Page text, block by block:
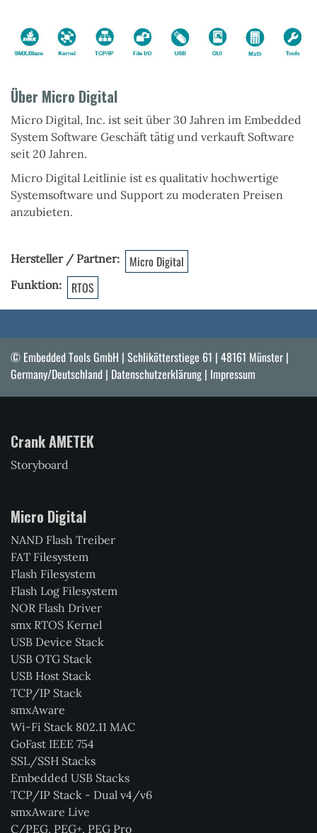
Über Micro Digital
Micro Digital, Inc. ist seit über 30 Jahren im Embedded
System Software Geschäft tätig und verkauft Software
seit 20 Jahren.
Micro Digital Leitlinie ist es qualitativ hochwertige
Systemsoftware und Support zu moderaten Preisen
anzubieten.
Hersteller / Partner Micro Digital
Funktion RTOS
© Embedded Tools GmbH | Schlikötterstiege 61 | 48161 Münster |
Germany/Deutschland | Datenschutzerklärung | Impressum
Crank AMETEK
Storyboard
Micro Digital
NAND Flash Treiber
FAT Filesystem
Flash Filesystem
Flash Log Filesystem
NOR Flash Driver
smx RTOS Kernel
USB Device Stack
USB OTG Stack
USB Host Stack
TCP/IP Stack
smxAware
Wi-Fi Stack 802.11 MAC
GoFast IEEE 754
SSL/SSH Stacks
Embedded USB Stacks
TCP/IP Stack - Dual v4/v6
smxAware Live
C/PEG, PEG+, PEG Pro